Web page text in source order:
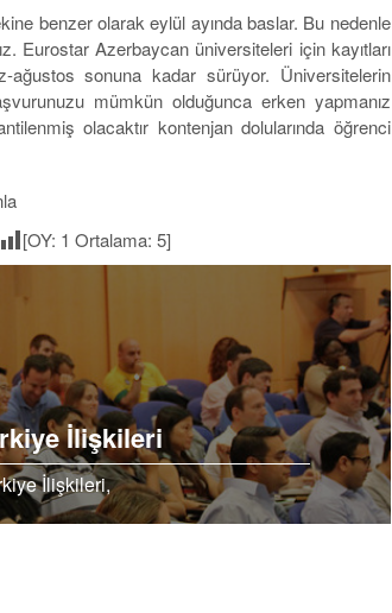
benzer olarak eylül ayında baslar. Bu nedenle
Eurostar Azerbaycan üniversiteleri için kayıtları
ağustos sonuna kadar sürüyor. Üniversitelerin
mümkün olduğunca erken yapmanız
olacaktır kontenjan dolularında öğrenci
[OY: 1 Ortalama: 5]
İlişkileri
İlişkileri,